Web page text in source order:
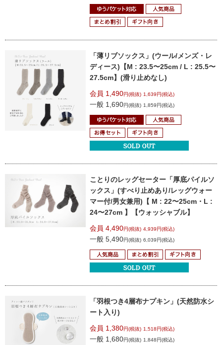
「薄リブソックス」(ウール/メンズ・レ
ディース) 【M : 23.5〜25cm / L : 25.5〜
27.5cm】(滑り止めなし)
会員 1,490円(税抜) 1,639円(税込)
一般 1,690円(税抜) 1,859円(税込)
ことりのレッグセーター 「厚底パイルソ
ックス」(すべり止めあり/レッグウォー
マー付/男女兼用) 【 M : 22〜25cm・L :
24〜27cm 】
【ウォッシャブル】
会員 4,490円(税抜) 4,939円(税込)
一般 5,490円(税抜) 6,039円(税込)
「羽根つき4層布ナプキン」(天然防水シ
ート入り)
会員 1,380円(税抜) 1,518円(税込)
一般 1,680円(税抜) 1,848円(税込)